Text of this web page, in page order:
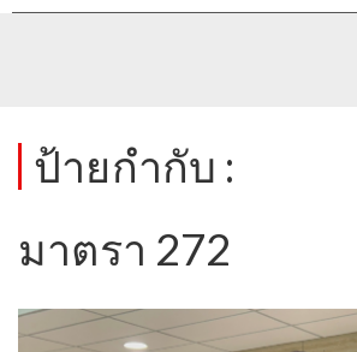
ป้ายกำกับ :
มาตรา 272